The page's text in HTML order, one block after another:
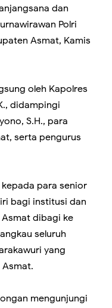
dan
Polri
Asmat, Kamis
oleh Kapolres
didampingi
S.H., para
serta pengurus
para senior
bagi institusi dan
dibagi ke
seluruh
yang
Asmat.
mengunjungi